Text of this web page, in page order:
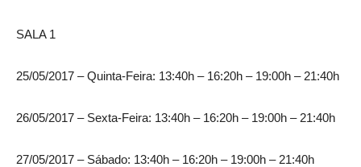
SALA 1
25/05/2017 – Quinta-Feira: 13:40h – 16:20h – 19:00h – 21:40h
26/05/2017 – Sexta-Feira: 13:40h – 16:20h – 19:00h – 21:40h
27/05/2017 – Sábado: 13:40h – 16:20h – 19:00h – 21:40h